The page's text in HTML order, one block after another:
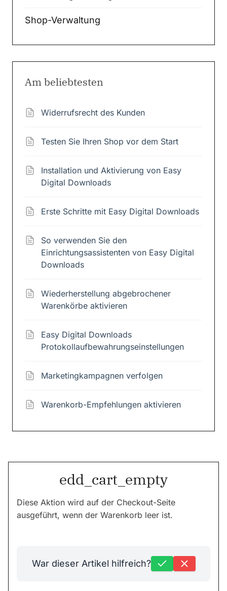
Shop-Verwaltung
Am beliebtesten
Widerrufsrecht des Kunden
Testen Sie Ihren Shop vor dem Start
Installation und Aktivierung von Easy
Digital Downloads
Erste Schritte mit Easy Digital Downloads
So verwenden Sie den
Einrichtungsassistenten von Easy Digital
Downloads
Wiederherstellung abgebrochener
Warenkörbe aktivieren
Easy Digital Downloads
Protokollaufbewahrungseinstellungen
Marketingkampagnen verfolgen
Warenkorb-Empfehlungen aktivieren
edd_cart_empty
Diese Aktion wird auf der Checkout-Seite
ausgeführt, wenn der Warenkorb leer ist.
War dieser Artikel hilfreich?